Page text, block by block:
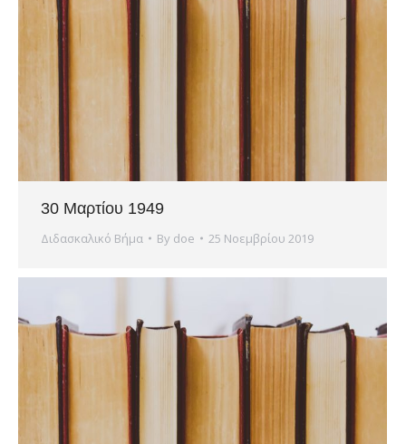
30 Μαρτίου 1949
Διδασκαλικό Βήμα By doe 25 Νοεμβρίου 2019